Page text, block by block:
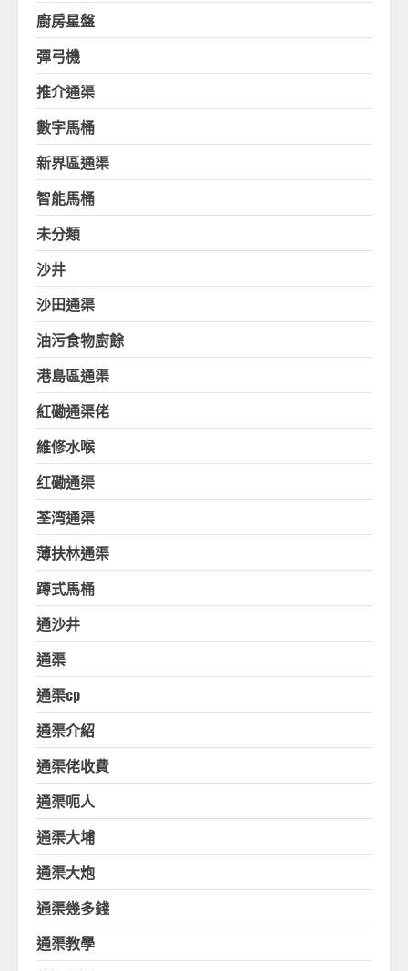
廚房星盤
彈弓機
推介通渠
數字馬桶
新界區通渠
智能馬桶
未分類
沙井
沙田通渠
油污食物廚餘
港島區通渠
紅磡通渠佬
維修水喉
红磡通渠
荃湾通渠
薄扶林通渠
蹲式馬桶
通沙井
通渠
通渠cp
通渠介紹
通渠佬收費
通渠呃人
通渠大埔
通渠大炮
通渠幾多錢
通渠教學